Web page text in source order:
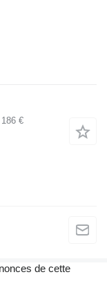
€
de cette